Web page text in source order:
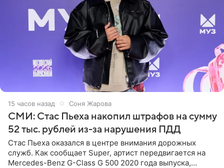
15 часов назад Соня Жарова
СМИ: Стас Пьеха накопил штрафов на сумму
52 тыс. рублей из-за нарушения ПДД
Стас Пьеха оказался в центре внимания дорожных
служб. Как сообщает Super, артист передвигается на
Mercedes-Benz G-Class G 500 2020 года выпуска,